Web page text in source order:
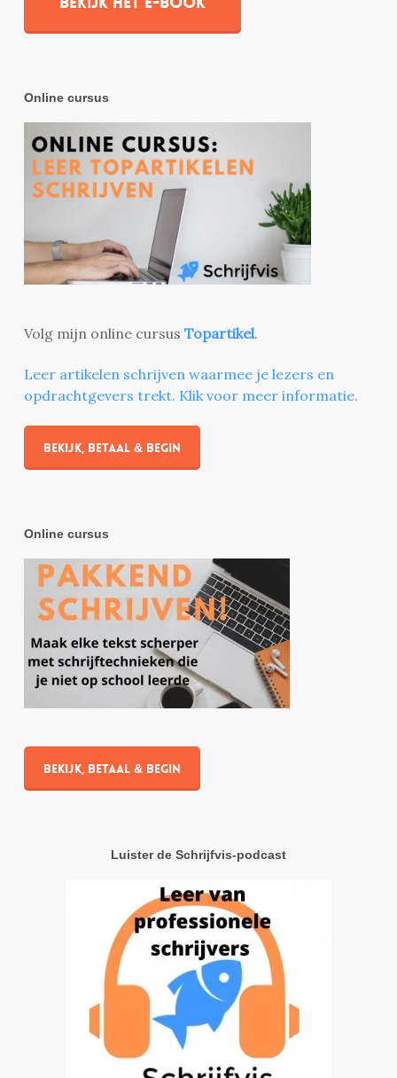
Online cursus
Volg mijn online cursus Topartikel.
Leer artikelen schrijven waarmee je lezers en
opdrachtgevers trekt. Klik voor meer informatie.
Bekijk, betaal & begin
Online cursus
Bekijk, betaal & begin
Luister de Schrijfvis-podcast